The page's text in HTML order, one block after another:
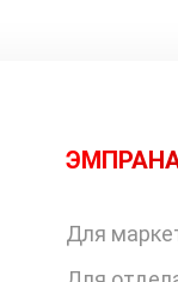
Для